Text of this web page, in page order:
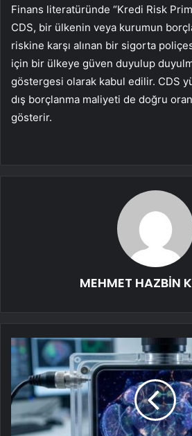
Finans literatüründe “Kredi Risk
CDS, bir ülkenin veya kurumun
riskine karşı alınan bir sigorta
için bir ülkeye güven duyulup
göstergesi olarak kabul edilir. CDS
dış borçlanma maliyeti de doğru
gösterir.
MEHMET HAZBİN